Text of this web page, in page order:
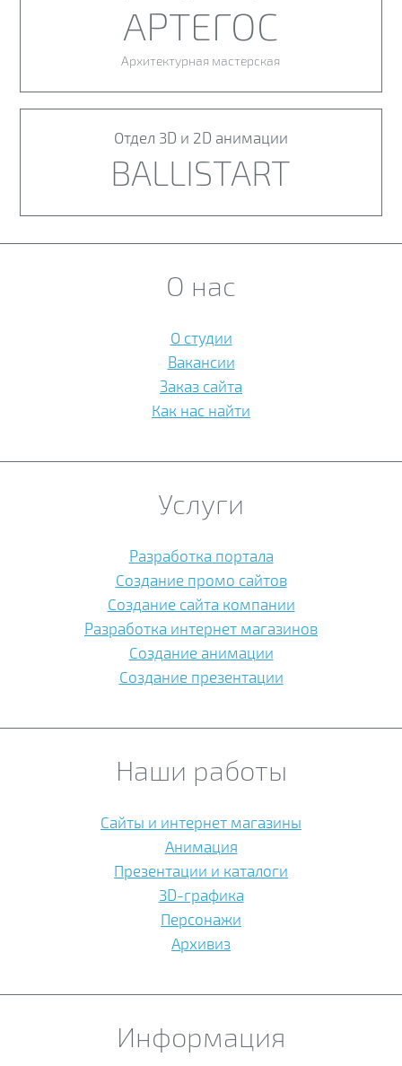
АРТЕГОС
Архитектурная мастерская
Отдел 3D и 2D анимации
BALLISTART
О нас
О студии
Вакансии
Заказ сайта
Как нас найти
Услуги
Разработка портала
Создание промо сайтов
Создание сайта компании
Разработка интернет магазинов
Создание анимации
Создание презентации
Наши работы
Сайты и интернет магазины
Анимация
Презентации и каталоги
3D-графика
Персонажи
Архивиз
Информация